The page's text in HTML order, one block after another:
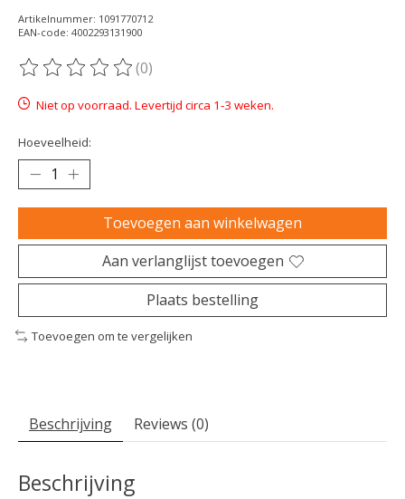
Artikelnummer: 1091770712
EAN-code: 4002293131900
De beoordeling van dit product is
(0)
Niet op voorraad. Levertijd circa 1-3 weken.
Hoeveelheid:
Toevoegen aan winkelwagen
Aan verlanglijst toevoegen
Plaats bestelling
Toevoegen om te vergelijken
Beschrijving Reviews (0)
Beschrijving